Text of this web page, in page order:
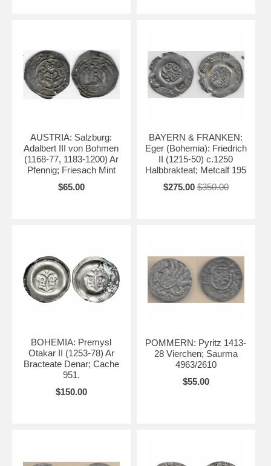
AUSTRIA: Salzburg:
Adalbert III von Bohmen
(1168-77, 1183-1200) Ar
Pfennig; Friesach Mint
$65.00
BAYERN & FRANKEN:
Eger (Bohemia): Friedrich
II (1215-50) c.1250
Halbbrakteat; Metcalf 195
$275.00 $350.00
BOHEMIA: Premysl
Otakar II (1253-78) Ar
Bracteate Denar; Cache
951.
$150.00
POMMERN: Pyritz 1413-
28 Vierchen; Saurma
4963/2610
$55.00